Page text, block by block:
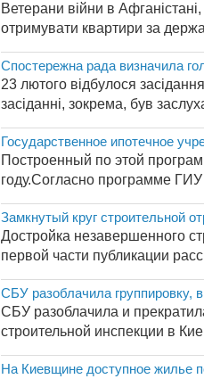
Ветерани війни в
отримувати квартири за
Спостережна рада визначила
23 лютого відбулося
засіданні, зокрема, був
Государственное ипотечное
Построенный по этой
году.Согласно программе
Замкнутый круг строительной
Достройка незавершенного
первой части публикации
СБУ разоблачила группировку,
СБУ разоблачила и
строительной инспекции в
На Киевщине доступное жилье